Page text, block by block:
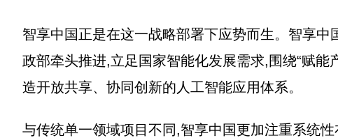
智享中国正是在这一战略部署下应势而生。智享
政部牵头推进,立足国家智能化发展需求,围绕“赋
造开放共享、协同创新的人工智能应用体系。
与传统单一领域项目不同,智享中国更加注重系统